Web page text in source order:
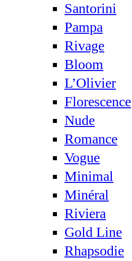
Santorini
Pampa
Rivage
Bloom
L’Olivier
Florescence
Nude
Romance
Vogue
Minimal
Minéral
Riviera
Gold Line
Rhapsodie